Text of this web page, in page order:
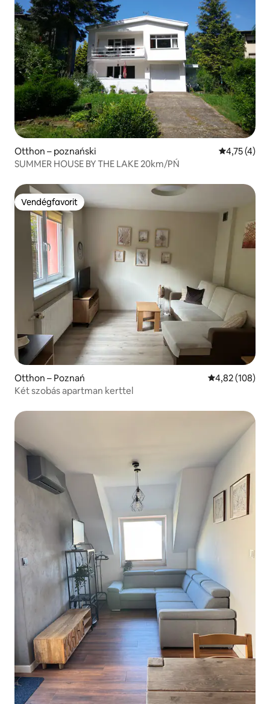
Otthon – poznański Átlagos
4,75 (4)
SUMMER HOUSE BY THE LAKE 20km/PŃ
Vendégfavorit
Vendégfavorit
Otthon – Poznań Átlagos
4,82 (108)
Két szobás apartman kerttel